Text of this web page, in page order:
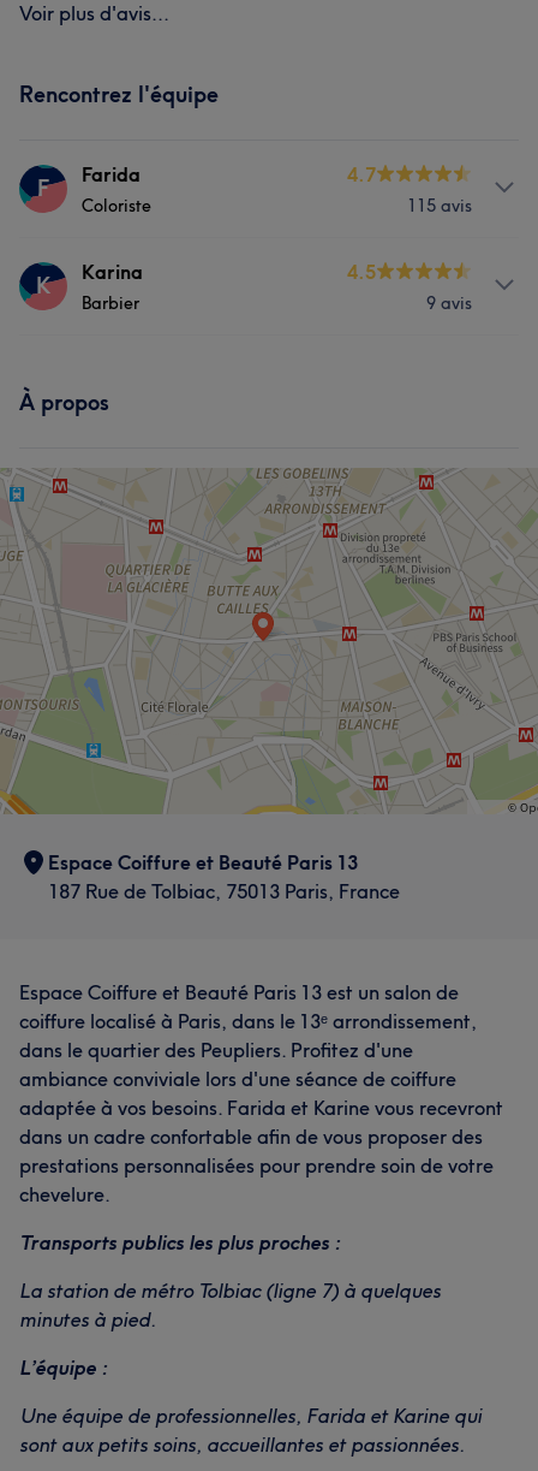
Voir plus d'avis...
Rencontrez l'équipe
F Farida
Coloriste
4.7
115 avis
Prestations
K Karina
Barbier
4.5
9 avis
Visage
À propos
Espace Coiffure et Beauté Paris 13
187 Rue de Tolbiac, 75013 Paris, France
Espace Coiffure et Beauté Paris 13 est un salon de
coiffure localisé à Paris, dans le 13ᵉ arrondissement,
dans le quartier des Peupliers. Profitez d'une
ambiance conviviale lors d'une séance de coiffure
adaptée à vos besoins. Farida et Karine vous recevront
dans un cadre confortable afin de vous proposer des
prestations personnalisées pour prendre soin de votre
chevelure.
Transports publics les plus proches :
La station de métro Tolbiac (ligne 7) à quelques
minutes à pied.
L’équipe :
Une équipe de professionnelles, Farida et Karine qui
sont aux petits soins, accueillantes et passionnées.